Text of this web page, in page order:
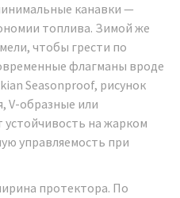
канавки —
топлива. Зимой же
чтобы грести по
флагманы вроде
Seasonproof, рисунок
V-образные или
устойчивость на жарком
управляемость при
протектора. По